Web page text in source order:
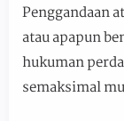
Penggandaan
atau apapun
hukuman
semaksimal